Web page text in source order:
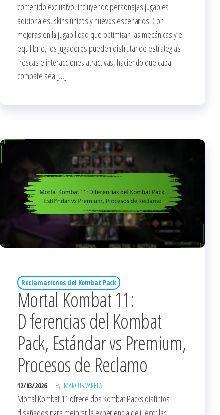
contenido exclusivo, incluyendo personajes jugables
adicionales, skins únicos y nuevos escenarios. Con
mejoras en la jugabilidad que optimizan las mecánicas y el
equilibrio, los jugadores pueden disfrutar de estrategias
frescas e interacciones atractivas, haciendo que cada
combate sea […]
Reclamaciones del Kombat Pack
Mortal Kombat 11:
Diferencias del Kombat
Pack, Estándar vs Premium,
Procesos de Reclamo
12/03/2026 By MARCUS VARELA
Mortal Kombat 11 ofrece dos Kombat Packs distintos
diseñados para mejorar la experiencia de juego: las